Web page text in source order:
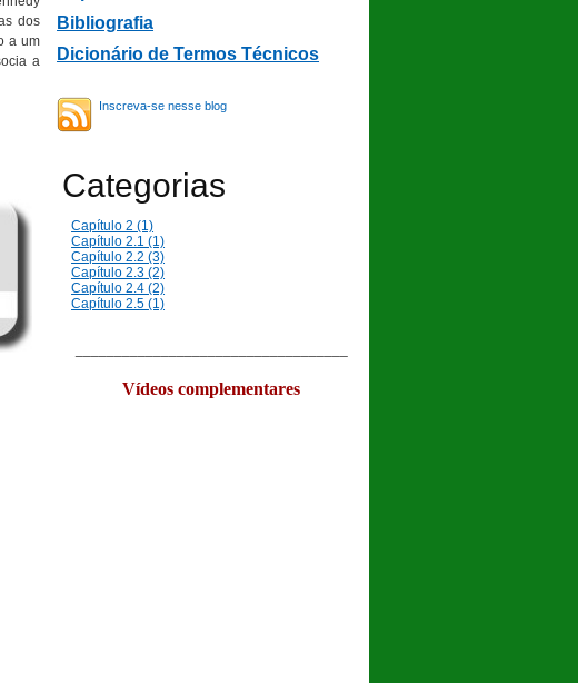
dos
a um
a
Bibliografia
Dicionário de Termos Técnicos
Inscreva-se nesse blog
Categorias
Capítulo 2 (1)
Capítulo 2.1 (1)
Capítulo 2.2 (3)
Capítulo 2.3 (2)
Capítulo 2.4 (2)
Capítulo 2.5 (1)
Vídeos complementares